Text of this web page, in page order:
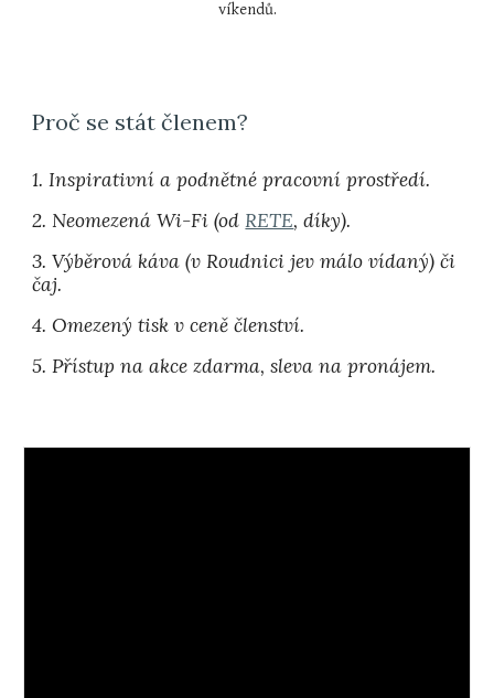
víkendů.
Proč se stát členem?
1. Inspirativní a podnětné pracovní prostředí.
2. Neomezená Wi-Fi (odRETE, díky).
3. Výběrová káva (v Roudnici jev málo vídaný) či
čaj.
4. Omezený tisk v ceně členství.
5. Přístup na akce zdarma, sleva na pronájem.